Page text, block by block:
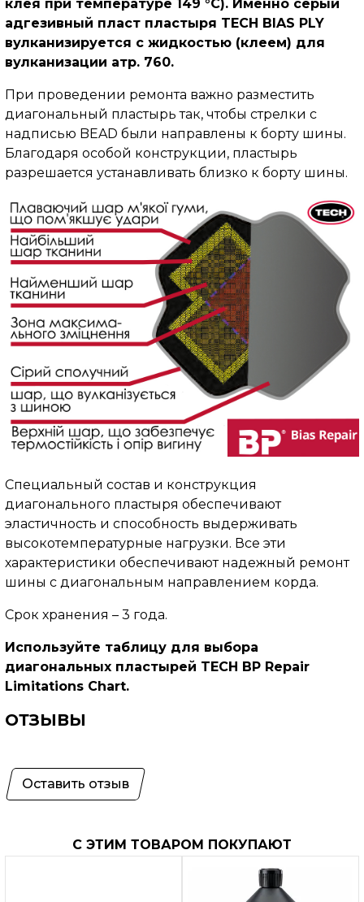
клея при температуре 149 °C). Именно серый
адгезивный пласт пластыря TECH BIAS PLY
вулканизируется с жидкостью (клеем) для
вулканизации атр. 760.
При проведении ремонта важно разместить
диагональный пластырь так, чтобы стрелки с
надписью BEAD были направлены к борту шины.
Благодаря особой конструкции, пластырь
разрешается устанавливать близко к борту шины.
Специальный состав и конструкция
диагонального пластыря обеспечивают
эластичность и способность выдерживать
высокотемпературные нагрузки. Все эти
характеристики обеспечивают надежный ремонт
шины с диагональным направлением корда.
Срок хранения – 3 года.
Используйте таблицу для выбора
диагональных пластырей TECH BP Repair
Limitations Chart.
ОТЗЫВЫ
Оставить отзыв
С ЭТИМ ТОВАРОМ ПОКУПАЮТ